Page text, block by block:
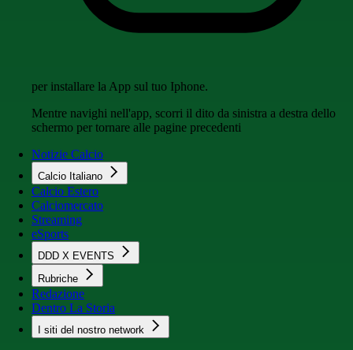
per installare la App sul tuo Iphone.
Mentre navighi nell'app, scorri il dito da sinistra a destra dello
schermo per tornare alle pagine precedenti
Notizie Calcio
Calcio Italiano
Calcio Estero
Calciomercato
Streaming
eSports
DDD X EVENTS
Rubriche
Redazione
Dentro La Storia
I siti del nostro network